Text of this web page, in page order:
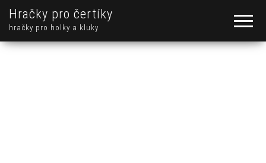
Hračky pro čertíky
hračky pro holky a kluky